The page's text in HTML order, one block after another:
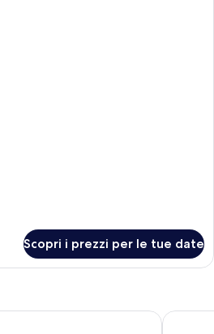
Scopri i prezzi per le tue date
HM